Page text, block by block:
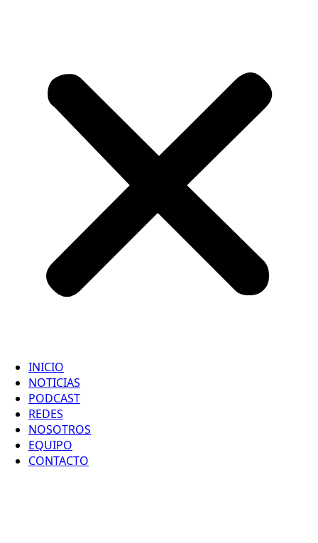
INICIO
NOTICIAS
PODCAST
REDES
NOSOTROS
EQUIPO
CONTACTO